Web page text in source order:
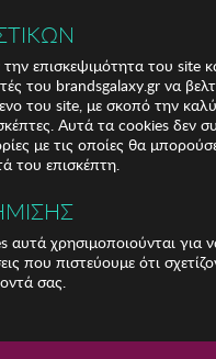
επισκεψιμότητα του site
του brandsgalaxy.gr να
του site, με σκοπό την
Αυτά τα cookies δεν
με τις οποίες θα
του επισκέπτη.
αυτά χρησιμοποιούνται για
που πιστεύουμε ότι
σας.